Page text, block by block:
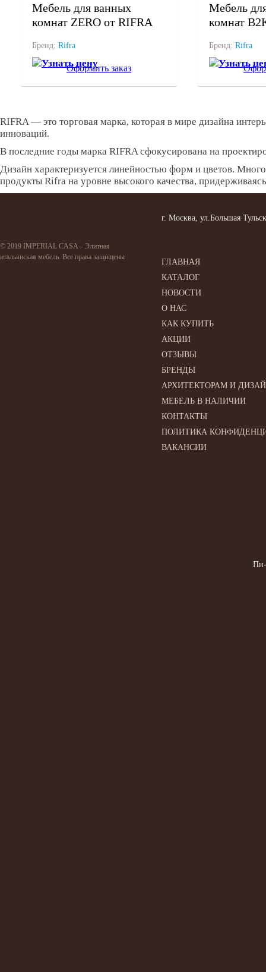
Мебель для ванных
комнат ZERO от RIFRA
Бренд: Rifra
Узнать цену
Оформить заказ
Мебель
комнат
Бренд: Rifra
Узнать
RIFRA — это торговая марка, которая в мире дизайна
инноваций.
В последние годы марка RIFRA сфокусирована на
Дизайн характеризуется линейностью форм и цветов.
продукты Rifra на уровне высокого качества,
© 2019 IMPERIAL CASA – Элитная
итальянская мебель. Все права защищены
г. Москва, ул.Большая
ГЛАВНАЯ
КАТАЛОГ
НОВОСТИ
О НАС
КАК КУПИТЬ
АКЦИИ
ОТЗЫВЫ
БРЕНДЫ
АРХИТЕКТОРАМ И
МЕБЕЛЬ В НАЛИЧИИ
КОНТАКТЫ
ПОЛИТИКА
ВАКАНСИИ
Пн-